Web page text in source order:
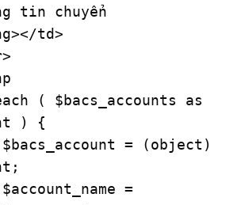
tin chuyển
></td>
>
( $bacs_accounts
as
) {
$bacs_account = ( object
;
$account_name